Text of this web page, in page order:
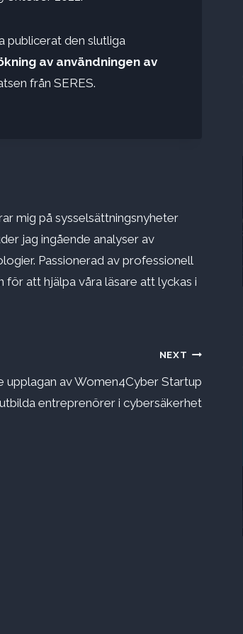
publicerat den slutliga
av användningen av
från SERES.
mig på sysselsättningsnyheter
jag ingående analyser av
Passionerad av professionell
att hjälpa våra läsare att lyckas i
NEXT
upplagan av Women4Cyber ​​​​Startup
entreprenörer i cybersäkerhet